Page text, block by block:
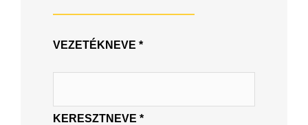
VEZETÉKNEVE *
KERESZTNEVE *